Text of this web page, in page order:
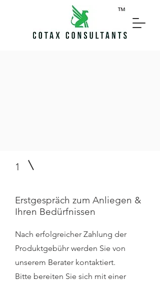
1
Erstgespräch zum Anliegen &
Ihren Bedürfnissen
Nach erfolgreicher Zahlung der
Produktgebühr werden Sie von
unserem Berater kontaktiert.
Bitte bereiten Sie sich mit einer